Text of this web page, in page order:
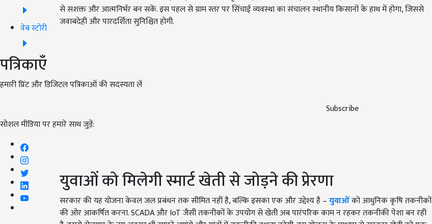
वेब स्टोरी
पत्रिकाएँ
हमारी प्रिंट और डिजिटल पत्रिकाओं की सदस्यता लें
Subscribe
सोशल मीडिया पर हमारे साथ जुड़ें:
से सशक्त और आत्मनिर्भर बन सकें. इस पहल से ग्राम स्तर पर सिंचाई व्यवस्था का संचालन स्थानीय किसानों के हाथ में होगा, जिससे
जवाबदेही और पारदर्शिता सुनिश्चित होगी.
युवाओं को मिलेगी स्मार्ट खेती से जोड़ने की प्रेरणा
सरकार की यह योजना केवल जल प्रबंधन तक सीमित नहीं है, बल्कि इसका एक और उद्देश्य है –युवाओंको आधुनिक कृषि तकनीकों
की ओर आकर्षित करना. SCADA और IoT जैसी तकनीकों के उपयोग से खेती अब पारंपरिक काम न रहकर तकनीकी पेशा बन रही